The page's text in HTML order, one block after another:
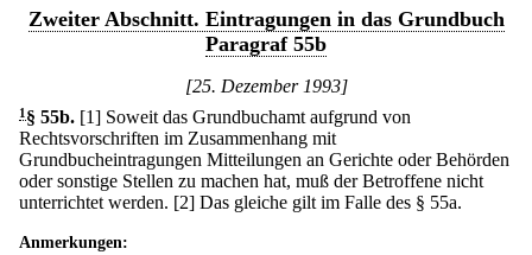
Zweiter Abschnitt. Eintragungen in das Grundbuch
Paragraf 55b
[25. Dezember 1993]
1 § 55b. [1] Soweit das Grundbuchamt aufgrund von
Rechtsvorschriften im Zusammenhang mit
Grundbucheintragungen Mitteilungen an Gerichte oder Behörden
oder sonstige Stellen zu machen hat, muß der Betroffene nicht
unterrichtet werden. [2] Das gleiche gilt im Falle des § 55a.
Anmerkungen: